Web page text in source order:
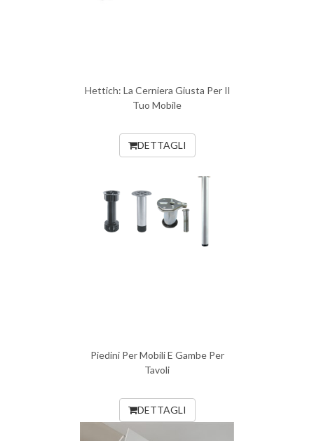
Hettich: La Cerniera Giusta Per Il
Tuo Mobile
DETTAGLI
Piedini Per Mobili E Gambe Per
Tavoli
DETTAGLI